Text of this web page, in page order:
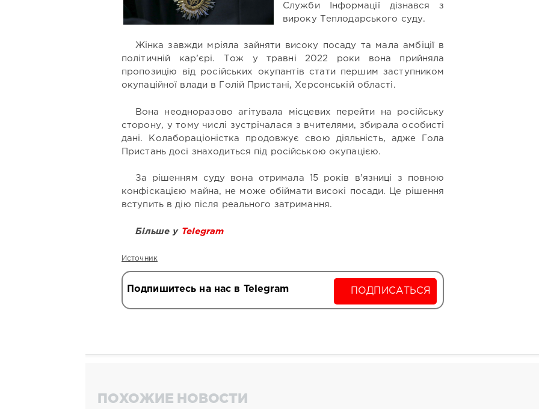
Служби Інформації дізнався з
вироку Теплодарського суду.
Жінка завжди мріяла зайняти високу посаду та мала амбіції в
політичній кар’єрі. Тож у травні 2022 роки вона прийняла
пропозицію від російських окупантів стати першим заступником
окупаційної влади в Голій Пристані, Херсонській області.
Вона неодноразово агітувала місцевих перейти на російську
сторону, у тому числі зустрічалася з вчителями, збирала особисті
дані. Колабораціоністка продовжує свою діяльність, адже Гола
Пристань досі знаходиться під російською окупацією.
За рішенням суду вона отримала 15 років в’язниці з повною
конфіскацією майна, не може обіймати високі посади. Це рішення
вступить в дію після реального затримання.
Більше у Telegram
Источник
Подпишитесь на нас в Telegram ПОДПИСАТЬСЯ
ПОХОЖИЕ НОВОСТИ